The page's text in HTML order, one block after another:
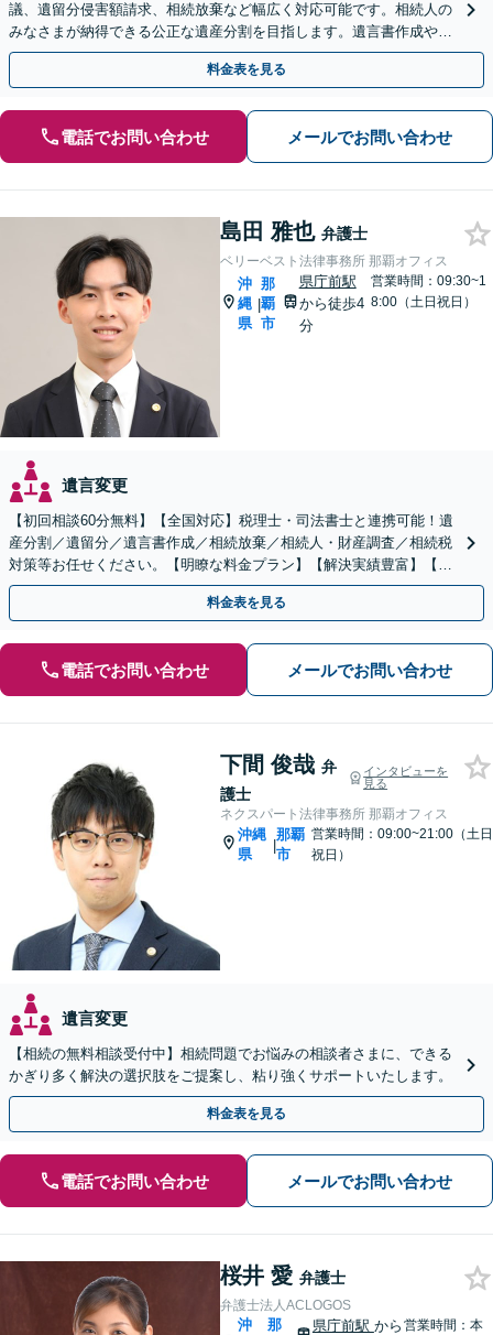
議、遺留分侵害額請求、相続放棄など幅広く対応可能です。相続人の
みなさまが納得できる公正な遺産分割を目指します。遺言書作成や成
年後見人など、相続に向けた生前対策もお任せください。
料金表を見る
電話でお問い合わせ メールでお問い合わせ
島田 雅也 弁護士
ベリーベスト法律事務所 那覇オフィス
沖
縄
県
|
那
覇
市
県庁前駅
から徒歩4
分
営業時間：09:30~1
8:00（土日祝日）
遺言変更
【初回相談60分無料】【全国対応】税理士・司法書士と連携可能！遺
産分割／遺留分／遺言書作成／相続放棄／相続人・財産調査／相続税
対策等お任せください。【明瞭な料金プラン】【解決実績豊富】【電
話相談可】
料金表を見る
電話でお問い合わせ メールでお問い合わせ
下間 俊哉 弁
護士
インタビューを
見る
ネクスパート法律事務所 那覇オフィス
沖縄
県
|
那覇
市
営業時間：09:00~21:00（土日
祝日）
遺言変更
【相続の無料相談受付中】相続問題でお悩みの相談者さまに、できる
かぎり多く解決の選択肢をご提案し、粘り強くサポートいたします。
料金表を見る
電話でお問い合わせ メールでお問い合わせ
桜井 愛 弁護士
弁護士法人ACLOGOS
沖
那
県庁前駅 から 営業時間：本